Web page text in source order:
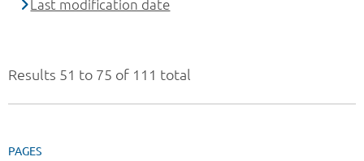
Results 51 to 75 of 111 total
PAGES
Last modification date